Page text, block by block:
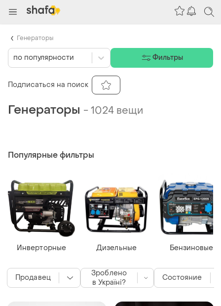
Генераторы -1024 вещи
Популярные фильтры
Инверторные Дизельные Бензиновые
Продавец
Зроблено
в Україні?
Состояние
по популярности Фильтры
Подписаться на поиск
Генераторы